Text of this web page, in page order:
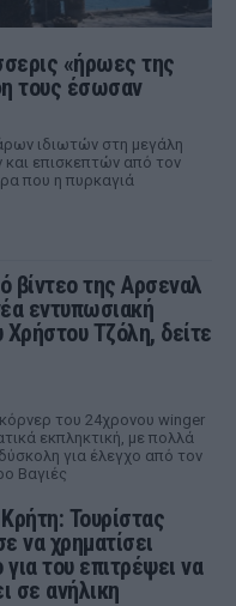
«ήρωες της
τους έσωσαν
ιδιωτών στη μεγάλη
και επισκεπτών από τον
που η πυρκαγιά
βίντεο της Αρσεναλ
εντυπωσιακή
Χρήστου Τζόλη, δείτε
του 24χρονου winger
εκπληκτική, με πολλά
για έλεγχο από τον
Βαγιές
Τουρίστας
να χρηματίσει
του επιτρέψει να
σε ανήλικη